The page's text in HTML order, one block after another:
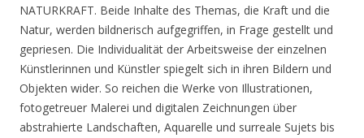
NATURKRAFT. Beide Inhalte des Themas, die Kraft und die
Natur, werden bildnerisch aufgegriffen, in Frage gestellt und
gepriesen. Die Individualität der Arbeitsweise der einzelnen
Künstlerinnen und Künstler spiegelt sich in ihren Bildern und
Objekten wider. So reichen die Werke von Illustrationen,
fotogetreuer Malerei und digitalen Zeichnungen über
abstrahierte Landschaften, Aquarelle und surreale Sujets bis